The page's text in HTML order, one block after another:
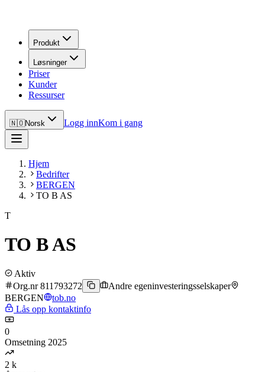
Produkt
Løsninger
Priser
Kunder
Ressurser
🇳🇴Norsk Logg innKom i gang
Hjem
Bedrifter
BERGEN
TO B AS
T
TO B AS
Aktiv
Org.nr 811793272
Andre egeninvesteringsselskaper
BERGEN
tob.no
Lås opp kontaktinfo
0
Omsetning 2025
2 k